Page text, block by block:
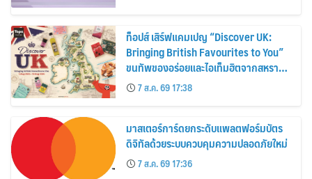
ท็อปส์ เสิร์ฟแคมเปญ “Discover UK:
Bringing British Favourites to You”
ขนทัพของอร่อยและไอเท็มฮิตจากสหราช
อาณาจักร ส่งตรงถึงมือตั้งแต่วันนี้ – 18
สิงหาคมนี้
7 ส.ค. 69 17:38
มาสเตอร์การ์ดยกระดับแพลตฟอร์มบัตร
ดิจิทัลด้วยระบบควบคุมความปลอดภัยใหม่
7 ส.ค. 69 17:36